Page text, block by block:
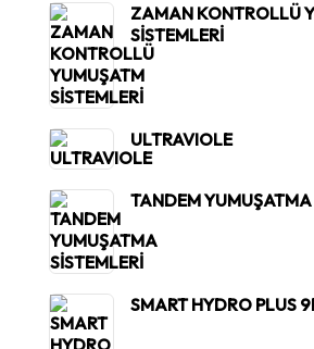
ZAMAN KONTROLLÜ
SİSTEMLERİ
ULTRAVIOLE
TANDEM YUMUŞATMA
SMART HYDRO PLUS